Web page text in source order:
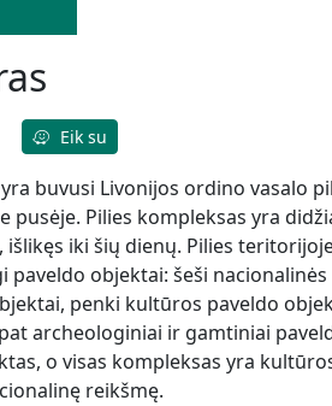
Eik su
buvusi Livonijos ordino vasalo
pusėje. Pilies kompleksas yra
išlikęs iki šių dienų. Pilies
objektai: šeši nacionalinės
penki kultūros paveldo
archeologiniai ir gamtiniai
o visas kompleksas yra
reikšmę.